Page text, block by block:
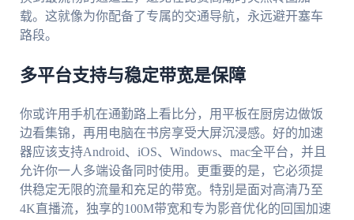
载。这就像为你配备了专属的交通导航，永远避开塞车
路段。
多平台支持与稳定带宽是保障
你或许用手机在通勤路上看比分，用平板在厨房边做饭
边看集锦，再用电脑在书房享受大屏沉浸感。好的加速
器应该支持Android、iOS、Windows、mac全平台，并且
允许你一人多端设备同时使用。更重要的是，它必须提
供稳定无限的流量和充足的带宽。特别是面对高清乃至
4K直播流，独享的100M带宽和专为影音优化的回国加速